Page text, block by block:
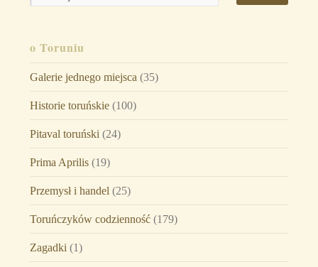
o Toruniu
Galerie jednego miejsca (35)
Historie toruńskie(100)
Pitaval toruński (24)
Prima Aprilis(19)
Przemysł i handel (25)
Toruńczyków codzienność(179)
Zagadki (1)